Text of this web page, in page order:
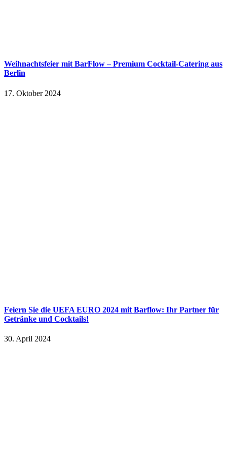
Weihnachtsfeier mit BarFlow – Premium Cocktail-Catering aus
Berlin
17. Oktober 2024
Feiern Sie die UEFA EURO 2024 mit Barflow: Ihr Partner für
Getränke und Cocktails!
30. April 2024